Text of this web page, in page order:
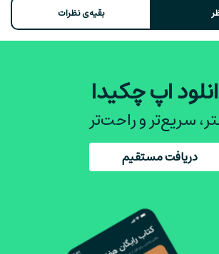
عصاره‌ی اصلی این کتاب و نامه‌ها رو
و همین الان می‌تونی ازطریق سایت و
این کتاب لذت می‌بری؟
رواقیون برای زندگی علاقه‌مند هستی
- اگه برات جالبه بدونی که آدمای ۲۰۰۰ سال پیش به چه
و کنترل بیشتری روی افکار و زندگیت
بقیه‌ی نظرات
اپ چکیدا
سریع‌تر و راحت‌تر
دریافت مستقیم